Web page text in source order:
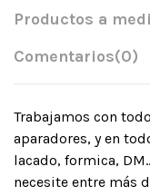
Productos a
Comentarios(0)
Trabajamos con
aparadores, y en
lacado, formica,
necesite entre más